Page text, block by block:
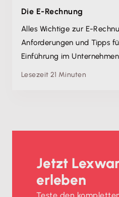
Die E-Rechnung
Alles Wichtige zur E-
Anforderungen und Tipps
Einführung im
Lesezeit 21 Minuten
Jetzt
erleben